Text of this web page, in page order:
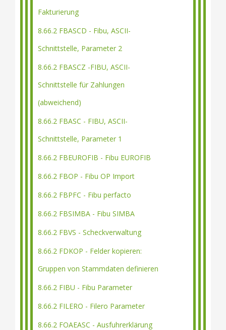
Fakturierung
8.66.2 FBASCD - Fibu, ASCII-
Schnittstelle, Parameter 2
8.66.2 FBASCZ -FIBU, ASCII-
Schnittstelle für Zahlungen
(abweichend)
8.66.2 FBASC - FIBU, ASCII-
Schnittstelle, Parameter 1
8.66.2 FBEUROFIB - Fibu EUROFIB
8.66.2 FBOP - Fibu OP Import
8.66.2 FBPFC - Fibu perfacto
8.66.2 FBSIMBA - Fibu SIMBA
8.66.2 FBVS - Scheckverwaltung
8.66.2 FDKOP - Felder kopieren:
Gruppen von Stammdaten definieren
8.66.2 FIBU - Fibu Parameter
8.66.2 FILERO - Filero Parameter
8.66.2 FOAEASC - Ausfuhrerklärung